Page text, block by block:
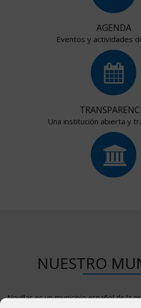
AGENDA
Eventos y actividades
Una institución abierta y
NUESTRO
Novillas es un municipio español de la